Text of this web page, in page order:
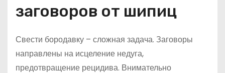
заговоров от шипиц
Свести бородавку – сложная задача. Заговоры
направлены на исцеление недуга,
предотвращение рецидива. Внимательно